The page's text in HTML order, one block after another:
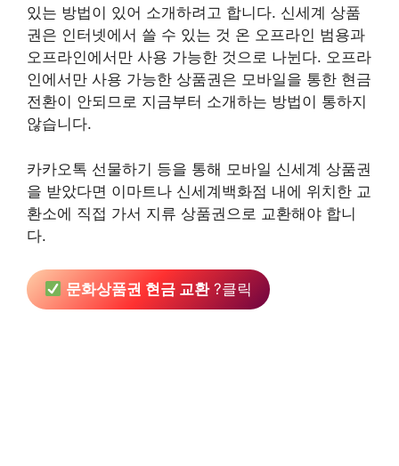
있는 방법이 있어 소개하려고 합니다. 신세계 상품
권은 인터넷에서 쓸 수 있는 것 온 오프라인 범용과
오프라인에서만 사용 가능한 것으로 나뉜다. 오프라
인에서만 사용 가능한 상품권은 모바일을 통한 현금
전환이 안되므로 지금부터 소개하는 방법이 통하지
않습니다.
카카오톡 선물하기 등을 통해 모바일 신세계 상품권
을 받았다면 이마트나 신세계백화점 내에 위치한 교
환소에 직접 가서 지류 상품권으로 교환해야 합니
다.
문화상품권 현금 교환?클릭